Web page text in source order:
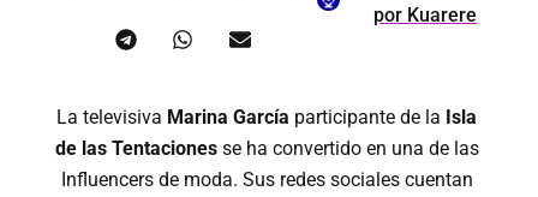
por Kuarere
La televisiva Marina García participante de la Isla
de las Tentacionesse ha convertido en una de las
Influencers de moda. Sus redes sociales cuentan